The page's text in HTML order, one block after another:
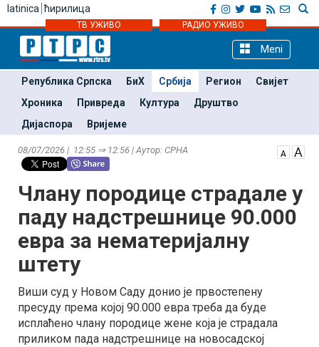
latinica ћирилица
ТВ УЖИВО РАДИО УЖИВО
Meni
Република Српска БиХ Србија Регион
Свијет
Хроника
Привреда Култура
Друштво
Дијаспора
Вријеме
08/07/2026 | 12:55 ⇒ 12:56 | Аутор: СРНА
Члану породице страдале у
паду надстрешнице 90.000
евра за нематеријалну
штету
Виши суд у Новом Саду донио је првостепену
пресуду према којој 90.000 евра треба да буде
исплаћено члану породице жене која је страдала
приликом пада надстрешнице на новосадској